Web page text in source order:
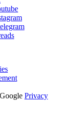
Privacy